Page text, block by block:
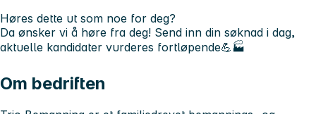
Høres dette ut som noe for deg?
Da ønsker vi å høre fra deg! Send inn din søknad i dag,
aktuelle kandidater vurderes fortløpende💪🏭
Om bedriften